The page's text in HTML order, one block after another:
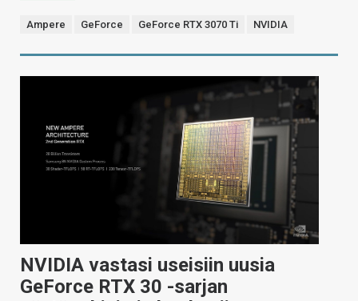
Ampere GeForce GeForce RTX 3070 Ti NVIDIA
NVIDIA vastasi useisiin uusia
GeForce RTX 30 -sarjan